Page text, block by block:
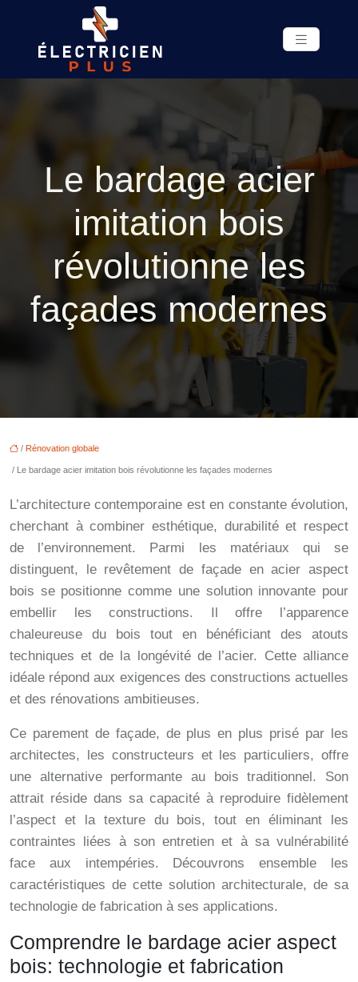
Le bardage acier
imitation bois
révolutionne les
façades modernes
/ Rénovation globale
/ Le bardage acier imitation bois révolutionne les façades modernes
L’architecture contemporaine est en constante évolution,
cherchant à combiner esthétique, durabilité et respect
de l’environnement. Parmi les matériaux qui se
distinguent, le revêtement de façade en acier aspect
bois se positionne comme une solution innovante pour
embellir les constructions. Il offre l’apparence
chaleureuse du bois tout en bénéficiant des atouts
techniques et de la longévité de l’acier. Cette alliance
idéale répond aux exigences des constructions actuelles
et des rénovations ambitieuses.
Ce parement de façade, de plus en plus prisé par les
architectes, les constructeurs et les particuliers, offre
une alternative performante au bois traditionnel. Son
attrait réside dans sa capacité à reproduire fidèlement
l’aspect et la texture du bois, tout en éliminant les
contraintes liées à son entretien et à sa vulnérabilité
face aux intempéries. Découvrons ensemble les
caractéristiques de cette solution architecturale, de sa
technologie de fabrication à ses applications.
Comprendre le bardage acier aspect
bois: technologie et fabrication